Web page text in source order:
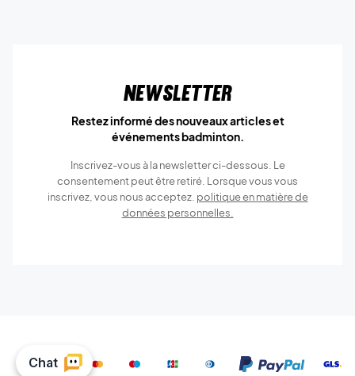
Newsletter
Restez informé des nouveaux articles et
événements badminton.
Inscrivez-vous à la newsletter ci-dessous. Le
consentement peut être retiré. Lorsque vous vous
inscrivez, vous nous acceptez. politique en matière de
données personnelles.